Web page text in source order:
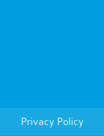
Privacy Policy